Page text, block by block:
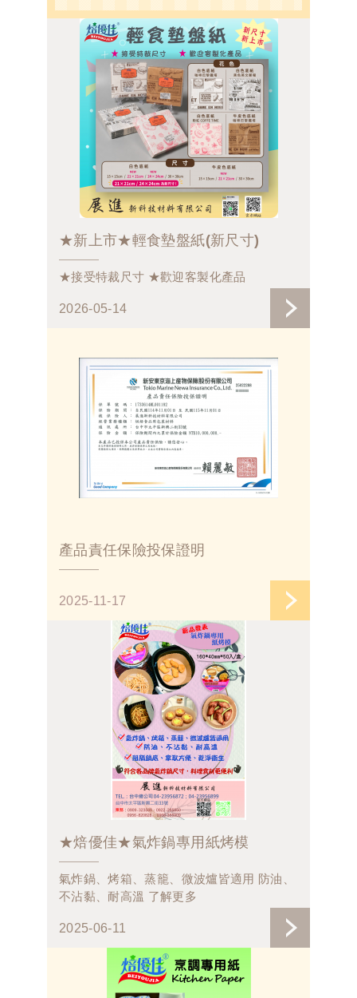
★新上市★輕食墊盤紙(新尺寸)
★接受特裁尺寸 ★歡迎客製化產品
2026-05-14
產品責任保險投保證明
2025-11-17
★焙優佳★氣炸鍋專用紙烤模
氣炸鍋、烤箱、蒸籠、微波爐皆適用 防油、
不沾黏、耐高溫 了解更多
2025-06-11